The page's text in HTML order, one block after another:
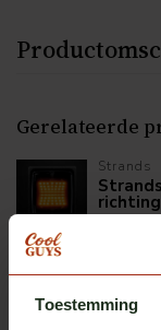
Toestemming
Gerelateerde
Strands
- Dark